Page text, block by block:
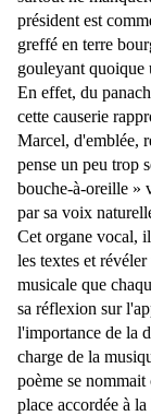
président est
greffé en terre
gouleyant quoique
En effet, du
cette causerie
Marcel, d'emblée,
pense un peu trop
bouche-à-oreille »
par sa voix
Cet organe vocal,
les textes et
musicale que
sa réflexion sur
l'importance de la
charge de la
poème se
place accordée à